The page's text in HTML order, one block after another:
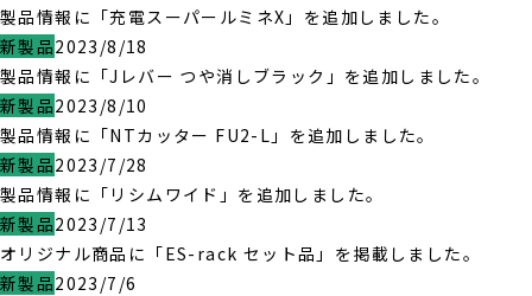
製品情報に「充電スーパールミネX」を追加しました。
新製品2023/8/18
製品情報に「Jレバー つや消しブラック」を追加しました。
新製品2023/8/10
製品情報に「NTカッター FU2-L」を追加しました。
新製品2023/7/28
製品情報に「リシムワイド」を追加しました。
新製品2023/7/13
オリジナル商品に「ES-rack セット品」を掲載しました。
新製品2023/7/6